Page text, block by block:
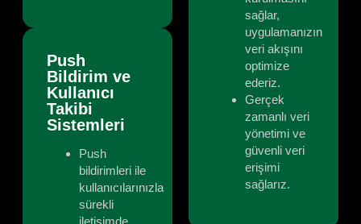
Push
Bildirim ve
Kullanıcı
Takibi
Sistemleri
Push
bildirimleri ile
kullanıcılarınızla
sürekli
sağlar,
uygulamanızın
veri akışını
optimize
ederiz.
Gerçek
zamanlı veri
yönetimi ve
güvenli veri
erişimi
sağlarız.